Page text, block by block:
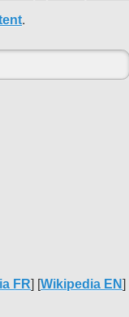
.
FR] [Wikipedia EN]